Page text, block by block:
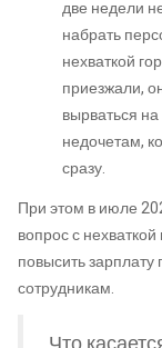
две недели
набрать
нехваткой
приезжали,
вырваться
недочетам,
сразу.
При этом в июле
вопрос с
повысить
сотрудникам.